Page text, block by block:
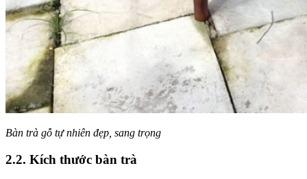
Bàn trà gỗ tự nhiên đẹp, sang trọng
2.2. Kích thước bàn trà